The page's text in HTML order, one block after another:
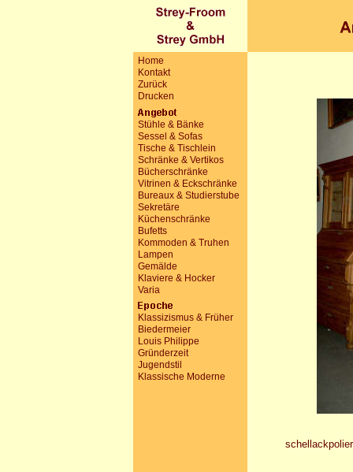
Home
Kontakt
Zurück
Drucken
Stühle & Bänke
Sessel & Sofas
Tische & Tischlein
Schränke & Vertikos
Bücherschränke
Vitrinen & Eckschränke
Bureaux & Studierstube
Sekretäre
Küchenschränke
Bufetts
Kommoden & Truhen
Lampen
Gemälde
Klaviere & Hocker
Varia
Klassizismus & Früher
Biedermeier
Louis Philippe
Gründerzeit
Jugendstil
Klassische Moderne